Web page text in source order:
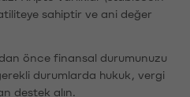
sahiptir ve ani değer
önce finansal durumunuzu
durumlarda hukuk, vergi
destek alın.